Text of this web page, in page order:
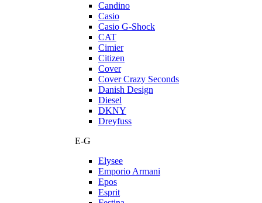
Candino
Casio
Casio G-Shock
CAT
Cimier
Citizen
Cover
Cover Crazy Seconds
Danish Design
Diesel
DKNY
Dreyfuss
E-G
Elysee
Emporio Armani
Epos
Esprit